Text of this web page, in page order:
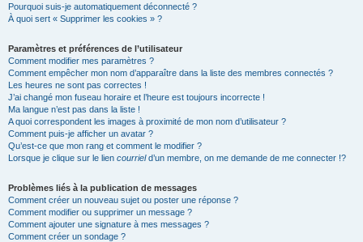
Pourquoi suis-je automatiquement déconnecté ?
À quoi sert « Supprimer les cookies » ?
Paramètres et préférences de l’utilisateur
Comment modifier mes paramètres ?
Comment empêcher mon nom d’apparaître dans la liste des membres connectés ?
Les heures ne sont pas correctes !
J’ai changé mon fuseau horaire et l’heure est toujours incorrecte !
Ma langue n’est pas dans la liste !
A quoi correspondent les images à proximité de mon nom d’utilisateur ?
Comment puis-je afficher un avatar ?
Qu’est-ce que mon rang et comment le modifier ?
Lorsque je clique sur le lien courrield’un membre, on me demande de me connecter !?
Problèmes liés à la publication de messages
Comment créer un nouveau sujet ou poster une réponse ?
Comment modifier ou supprimer un message ?
Comment ajouter une signature à mes messages ?
Comment créer un sondage ?